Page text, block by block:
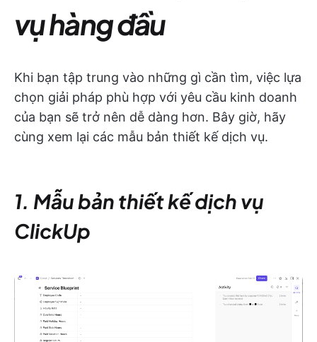
vụ hàng đầu
Khi bạn tập trung vào những gì cần tìm, việc lựa
chọn giải pháp phù hợp với yêu cầu kinh doanh
của bạn sẽ trở nên dễ dàng hơn. Bây giờ, hãy
cùng xem lại các mẫu bản thiết kế dịch vụ.
1. Mẫu bản thiết kế dịch vụ
ClickUp